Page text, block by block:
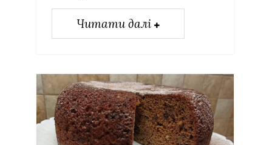
Читати далі